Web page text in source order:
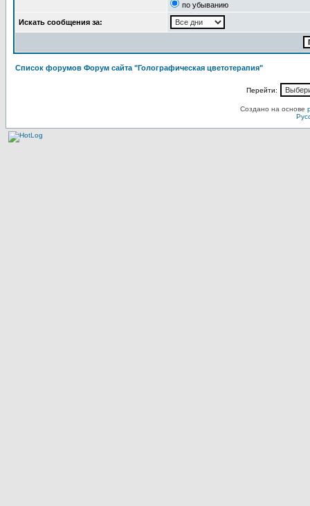
по убыванию
Искать сообщения за:
Список форумов Форум сайта "Голографическая цветотерапия"
Перейти:
Создано на основе